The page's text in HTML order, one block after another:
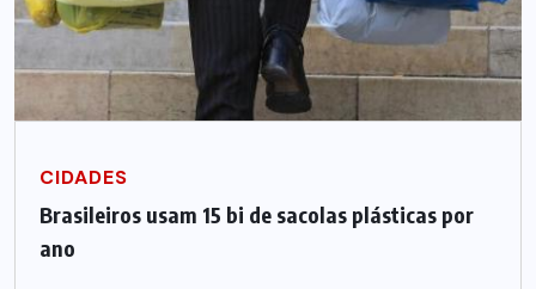
CIDADES
Brasileiros usam 15 bi de sacolas plásticas por
ano